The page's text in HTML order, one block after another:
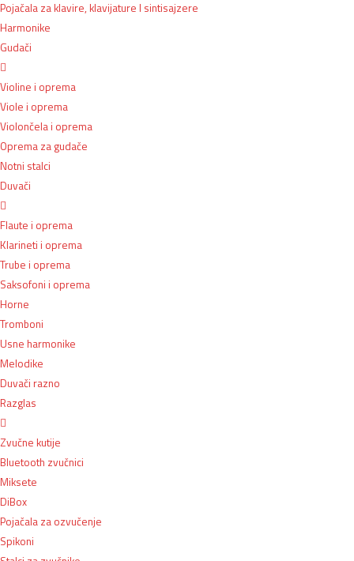
Pojačala za klavire, klavijature I sintisajzere
Harmonike
Gudači
Violine i oprema
Viole i oprema
Violončela i oprema
Oprema za gudače
Notni stalci
Duvači
Flaute i oprema
Klarineti i oprema
Trube i oprema
Saksofoni i oprema
Horne
Tromboni
Usne harmonike
Melodike
Duvači razno
Razglas
Zvučne kutije
Bluetooth zvučnici
Miksete
DiBox
Pojačala za ozvučenje
Spikoni